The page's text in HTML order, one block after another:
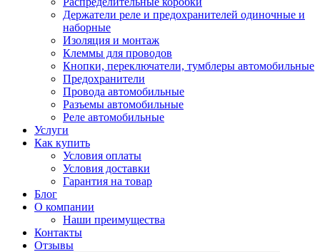
Держатели реле и предохранителей одиночные и
наборные
Изоляция и монтаж
Клеммы для проводов
Кнопки, переключатели, тумблеры автомобильные
Предохранители
Провода автомобильные
Разъемы автомобильные
Реле автомобильные
Услуги
Как купить
Условия оплаты
Условия доставки
Гарантия на товар
Блог
О компании
Наши преимущества
Контакты
Отзывы